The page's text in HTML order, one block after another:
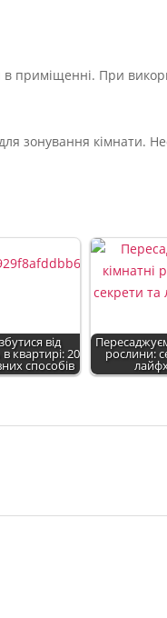
приміщенні. При
зонування кімнати.
від
квартирі: 20
способів
рослини: